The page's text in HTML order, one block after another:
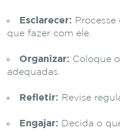
Esclarecer:
que fazer com ele.
Organizar: Coloque
adequadas.
Refletir: Revise
Engajar: Decida o